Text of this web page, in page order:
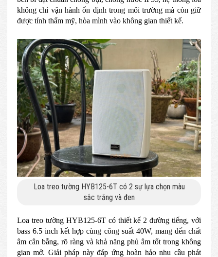
không chỉ vận hành ổn định trong môi trường mà còn giữ
được tính thẩm mỹ, hòa mình vào không gian thiết kế.
Loa treo tường HYB125-6T có 2 sự lựa chọn màu
sắc trắng và đen
Loa treo tường HYB125-6T có thiết kế 2 đường tiếng, với
bass 6.5 inch kết hợp cùng công suất 40W, mang đến chất
âm cân bằng, rõ ràng và khả năng phủ âm tốt trong không
gian mở. Giải pháp này đáp ứng hoàn hảo nhu cầu phát